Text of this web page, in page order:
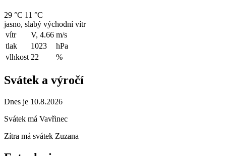
29 °C 11 °C
jasno, slabý východní vítr
vítr
V, 4.66 m/s
tlak
1023
hPa
vlhkost 22 %
Svátek a výročí
Dnes je 10.8.2026
Svátek má Vavřinec
Zítra má svátek Zuzana